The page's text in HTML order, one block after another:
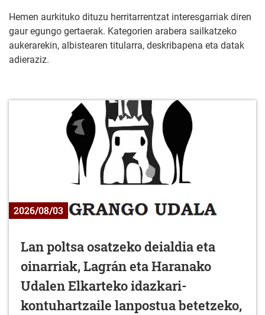
Hemen aurkituko dituzu herritarrentzat interesgarriak diren
gaur egungo gertaerak. Kategorien arabera sailkatzeko
aukerarekin, albistearen titularra, deskribapena eta datak
adieraziz.
2026/08/03
Lan poltsa osatzeko deialdia eta
oinarriak, Lagrán eta Haranako
Udalen Elkarteko idazkari-
kontuhartzaile lanpostua betetzeko,